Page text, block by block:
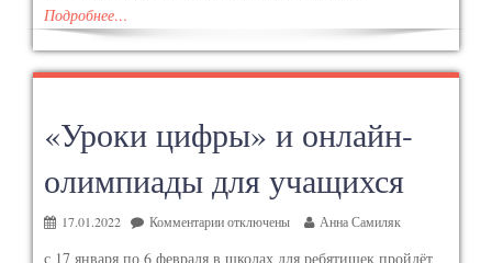
Подробнее…
«Уроки цифры» и онлайн-
олимпиады для учащихся
17.01.2022 Комментарииотключены Анна Самиляк
с 17 января по 6 февраля в школах для ребятишек пройдёт